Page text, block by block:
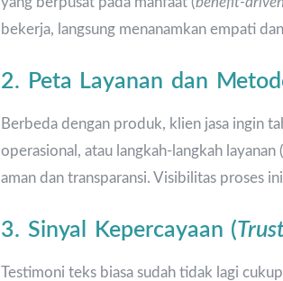
bekerja, langsung menanamkan empati
2. Peta Layanan dan
Berbeda dengan produk, klien jasa ingin
operasional, atau langkah-langkah
aman dan transparansi. Visibilitas proses
3. Sinyal Kepercayaan (
Testimoni teks biasa sudah tidak lagi